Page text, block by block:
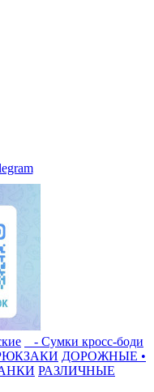
- Сумки кросс-боди
ДОРОЖНЫЕ •
РАЗЛИЧНЫЕ